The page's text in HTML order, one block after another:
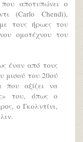
που αποτυπώνει ο
(Carlo Chendi),
τους ήρωες του
ομοτέχνου του
έναν από τους
μισού του 20ού
αξίζει να
του, όπως ο
ο Γκολντίνι,